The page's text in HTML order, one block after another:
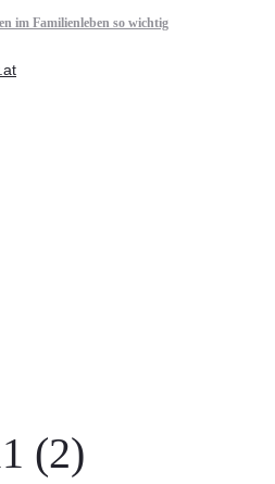
im Familienleben so wichtig
(2)